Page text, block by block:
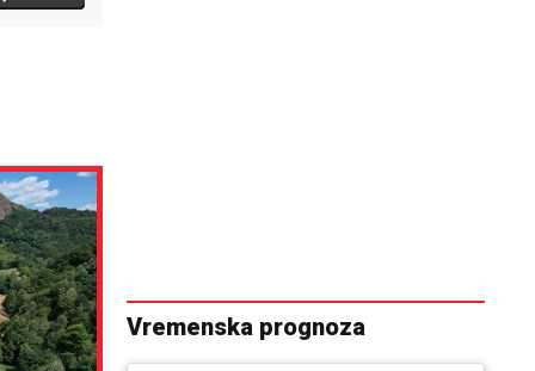
Vremenska prognoza